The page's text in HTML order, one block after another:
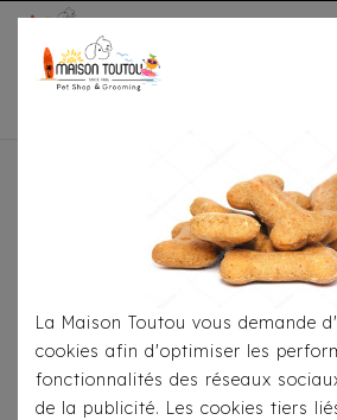
Accueil
Pour
Manteaux
Arctik Camel/
La Maison Toutou vous demande
cookies afin d'optimiser les
fonctionnalités des réseaux
de la publicité. Les cookies tiers